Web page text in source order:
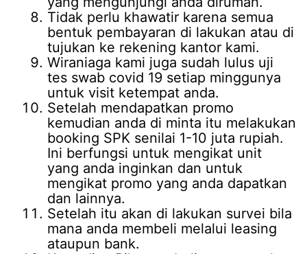
Tidak perlu khawatir karena semua
bentuk pembayaran di lakukan atau di
tujukan ke rekening kantor kami.
Wiraniaga kami juga sudah lulus uji
tes swab covid 19 setiap minggunya
untuk visit ketempat anda.
Setelah mendapatkan promo
kemudian anda di minta itu melakukan
booking SPK senilai 1-10 juta rupiah.
Ini berfungsi untuk mengikat unit
yang anda inginkan dan untuk
mengikat promo yang anda dapatkan
dan lainnya.
Setelah itu akan di lakukan survei bila
mana anda membeli melalui leasing
ataupun bank.